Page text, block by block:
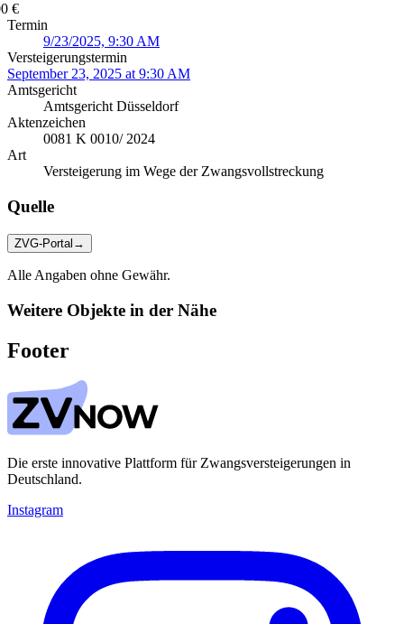
€
Termin
9/23/2025, 9:30 AM
Versteigerungstermin
September 23, 2025 at 9:30 AM
Amtsgericht
Amtsgericht Düsseldorf
Aktenzeichen
0081 K 0010/ 2024
Art
Versteigerung im Wege der Zwangsvollstreckung
Quelle
ZVG-Portal →
Alle Angaben ohne Gewähr.
Weitere Objekte in der Nähe
Footer
Die erste innovative Plattform für Zwangsversteigerungen in
Deutschland.
Instagram